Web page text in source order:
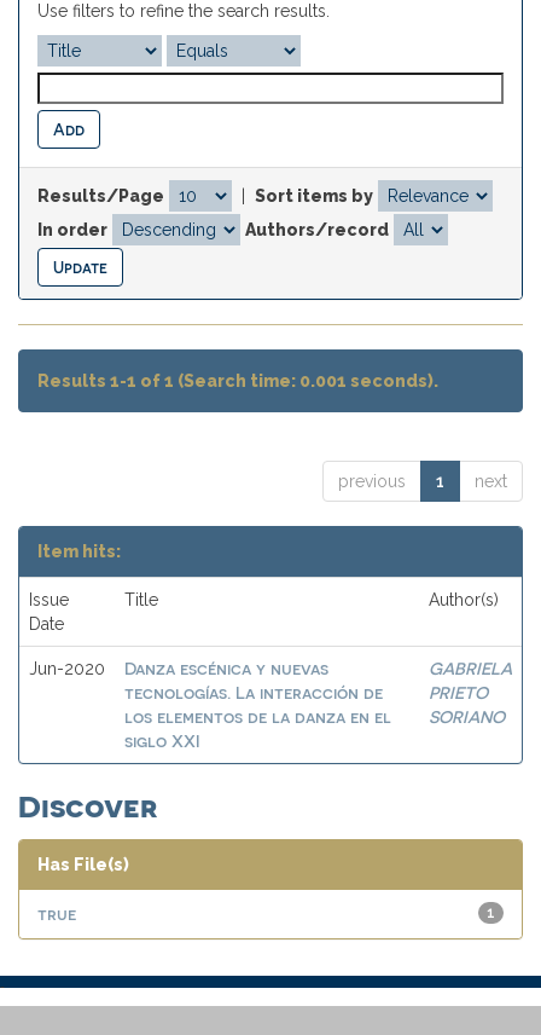
Use filters to refine the search results.
Results/Page
Sort items by
In order
Authors/record
Results 1-1 of 1 (Search time: 0.001 seconds).
previous 1 next
Item hits:
Issue
Date
Title Author(s)
Jun-2020
Danza escénica y nuevas
tecnologías. La interacción de
los elementos de la danza en el
siglo XXI
GABRIELA
PRIETO
SORIANO
Discover
Has File(s)
1
true